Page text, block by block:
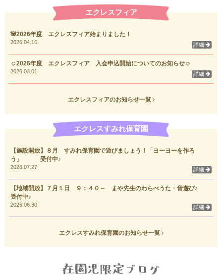
エクレスフィア
🐼2026年度 エクレスフィア始まりました！
2026.04.16 詳細
☺2026年度 エクレスフィア 入会申込開始についてのお知らせ☺
2026.03.01 詳細
エクレスフィアのお知らせ一覧
エクレスすみれ保育園
【施設開放】８月 すみれ保育園で遊びましょう！「ヨーヨーを作ろ
う」 受付中♪
2026.07.27 詳細
【地域開放】７月１日 ９：４０～ まや先生のわらべうた・音遊び♪
受付中♪
2026.06.30 詳細
エクレスすみれ保育園のお知らせ一覧